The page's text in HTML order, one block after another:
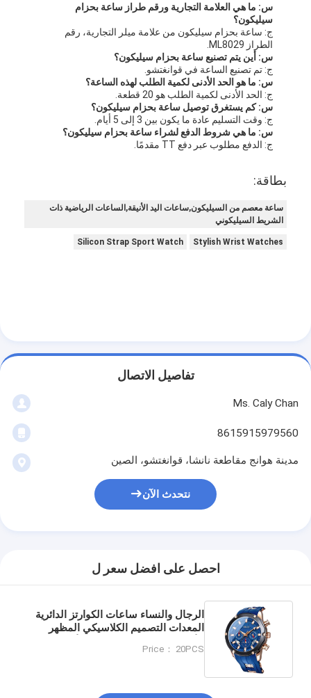
س: ما هي العلامة التجارية ورقم طراز ساعة بحزام
سيليكون؟
ج: ساعة بحزام سيليكون من علامة ميلر التجارية، رقم
الطراز ML8029.
س: أين يتم تصنيع ساعة بحزام سيليكون؟
ج: تم تصنيع الساعة في قوانغتشو.
س: ما هو الحد الأدنى لكمية الطلب لهذه الساعة؟
ج: الحد الأدنى لكمية الطلب هو 20 قطعة.
س: كم يستغرق توصيل ساعة بحزام سيليكون؟
ج: وقت التسليم عادة ما يكون بين 3 إلى 5 أيام.
س: ما هي شروط الدفع لشراء ساعة بحزام سيليكون؟
ج: الدفع مطلوب عبر دفع TT مقدمًا.
بطاقة:
ساعة معصم من السيليكون,ساعات اليد الأنيقة,الساعات الرياضية ذات
الشريط السيليكوني
Stylish Wrist Watches
Silicon Strap Sport Watch
تفاصيل الاتصال
Ms. Caly Chan
8615915979560
مدينة هوانج مقاطعة نانشا، قوانغتشو، الصين
نتحدث الآن
احصل على افضل سعر ل
الرجال والنساء ساعات الكوارتز الدائرية
المعدات التصميم الكلاسيكي المظهر
الهواء الطلق
Price： 20PCS